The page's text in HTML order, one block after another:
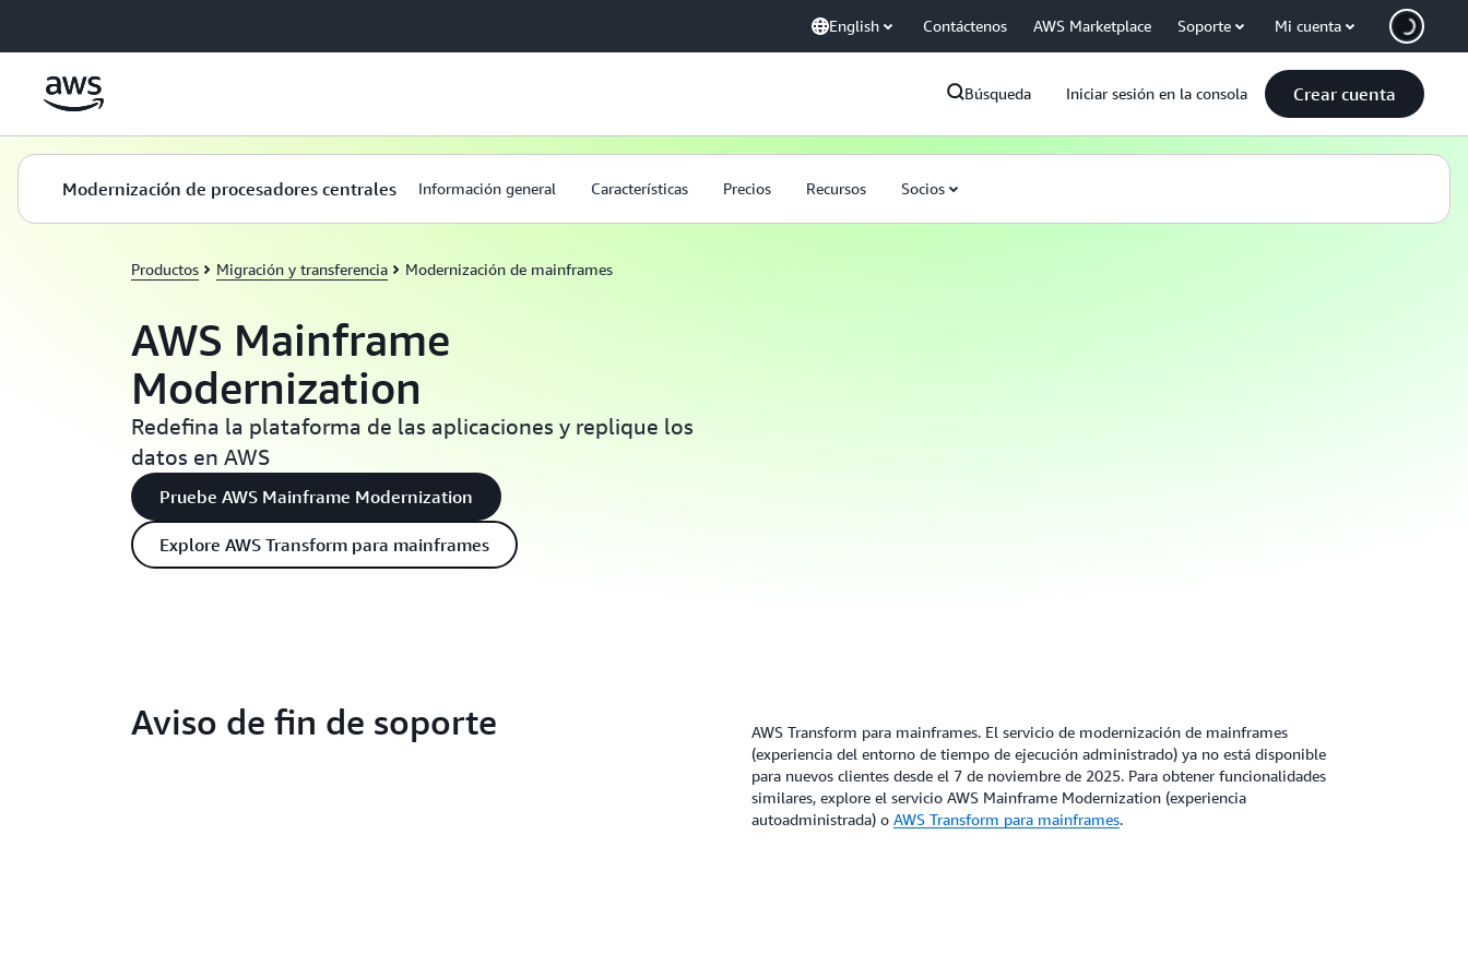
English Contáctenos AWS Marketplace Soporte Mi cuenta
Búsqueda Iniciar sesión en la consola Crear cuenta
Modernización de procesadores centrales Información general Características Precios Recursos Socios
Productos Migración y transferencia Modernización de mainframes
AWS Mainframe
Modernization
Redefina la plataforma de las aplicaciones y replique los
datos en AWS
Pruebe AWS Mainframe Modernization
Explore AWS Transform para mainframes
Aviso de fin de soporte
AWS Transform para mainframes. El servicio de modernización de mainframes
(experiencia del entorno de tiempo de ejecución administrado) ya no está disponible
para nuevos clientes desde el 7 de noviembre de 2025. Para obtener funcionalidades
similares, explore el servicio AWS Mainframe Modernization (experiencia
autoadministrada) o AWS Transform para mainframes.